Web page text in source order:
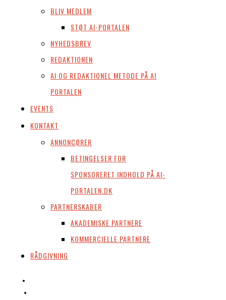
BLIV MEDLEM
STØT AI-PORTALEN
NYHEDSBREV
REDAKTIONEN
AI OG REDAKTIONEL METODE PÅ AI
PORTALEN
EVENTS
KONTAKT
ANNONCØRER
BETINGELSER FOR
SPONSORERET INDHOLD PÅ AI-
PORTALEN.DK
PARTNERSKABER
AKADEMISKE PARTNERE
KOMMERCIELLE PARTNERE
RÅDGIVNING